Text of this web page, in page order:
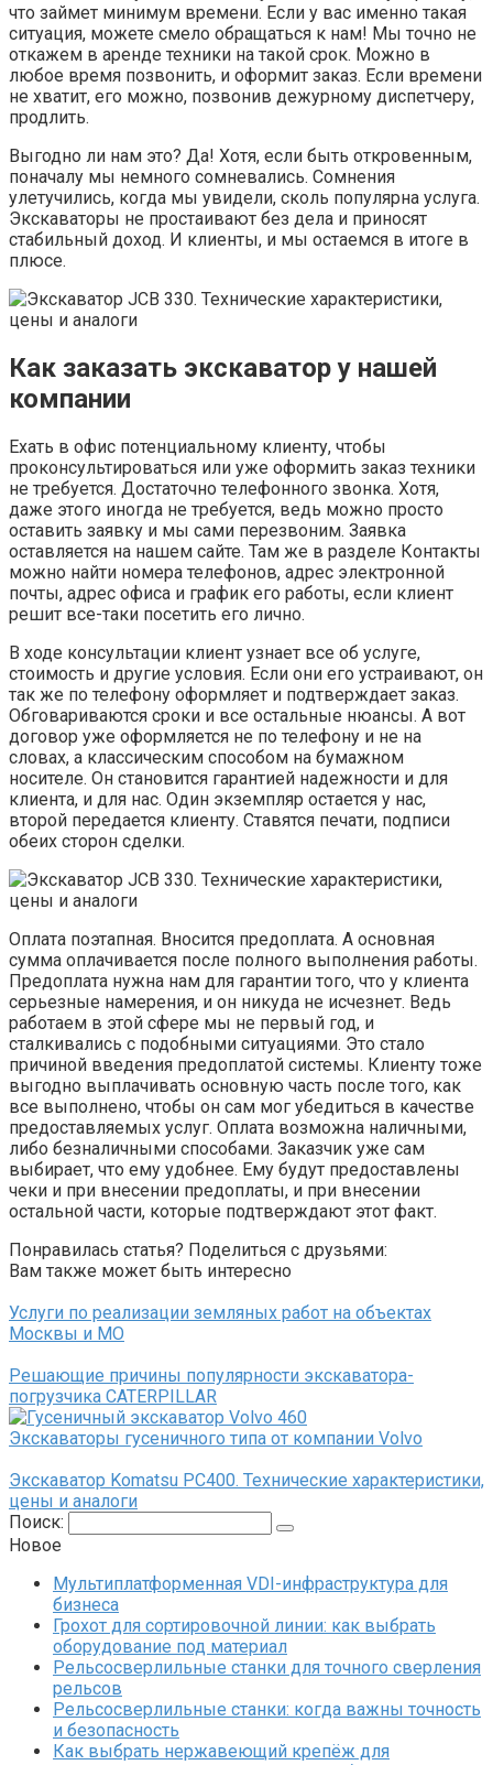
что займет минимум времени. Если у вас именно такая
ситуация, можете смело обращаться к нам! Мы точно не
откажем в аренде техники на такой срок. Можно в
любое время позвонить, и оформит заказ. Если времени
не хватит, его можно, позвонив дежурному диспетчеру,
продлить.
Выгодно ли нам это? Да! Хотя, если быть откровенным,
поначалу мы немного сомневались. Сомнения
улетучились, когда мы увидели, сколь популярна услуга.
Экскаваторы не простаивают без дела и приносят
стабильный доход. И клиенты, и мы остаемся в итоге в
плюсе.
Как заказать экскаватор у нашей
компании
Ехать в офис потенциальному клиенту, чтобы
проконсультироваться или уже оформить заказ техники
не требуется. Достаточно телефонного звонка. Хотя,
даже этого иногда не требуется, ведь можно просто
оставить заявку и мы сами перезвоним. Заявка
оставляется на нашем сайте. Там же в разделе Контакты
можно найти номера телефонов, адрес электронной
почты, адрес офиса и график его работы, если клиент
решит все-таки посетить его лично.
В ходе консультации клиент узнает все об услуге,
стоимость и другие условия. Если они его устраивают, он
так же по телефону оформляет и подтверждает заказ.
Обговариваются сроки и все остальные нюансы. А вот
договор уже оформляется не по телефону и не на
словах, а классическим способом на бумажном
носителе. Он становится гарантией надежности и для
клиента, и для нас. Один экземпляр остается у нас,
второй передается клиенту. Ставятся печати, подписи
обеих сторон сделки.
Оплата поэтапная. Вносится предоплата. А основная
сумма оплачивается после полного выполнения работы.
Предоплата нужна нам для гарантии того, что у клиента
серьезные намерения, и он никуда не исчезнет. Ведь
работаем в этой сфере мы не первый год, и
сталкивались с подобными ситуациями. Это стало
причиной введения предоплатой системы. Клиенту тоже
выгодно выплачивать основную часть после того, как
все выполнено, чтобы он сам мог убедиться в качестве
предоставляемых услуг. Оплата возможна наличными,
либо безналичными способами. Заказчик уже сам
выбирает, что ему удобнее. Ему будут предоставлены
чеки и при внесении предоплаты, и при внесении
остальной части, которые подтверждают этот факт.
Понравилась статья? Поделиться с друзьями:
Вам также может быть интересно
Услуги по реализации земляных работ на объектах
Москвы и МО
Решающие причины популярности экскаватора-
погрузчика CATERPILLAR
Экскаваторы гусеничного типа от компании Volvo
Экскаватор Komatsu PC400. Технические характеристики,
цены и аналоги
Поиск:
Новое
Мультиплатформенная VDI-инфраструктура для
бизнеса
Грохот для сортировочной линии: как выбрать
оборудование под материал
Рельсосверлильные станки для точного сверления
рельсов
Рельсосверлильные станки: когда важны точность
и безопасность
Как выбрать нержавеющий крепёж для